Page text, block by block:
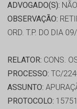
ADVOGADO(S):
OBSERVAÇÃO:
ORD. T.P. DO DIA
RELATOR: CONS.
PROCESSO: TC/
ASSUNTO:
PROTOCOLO: